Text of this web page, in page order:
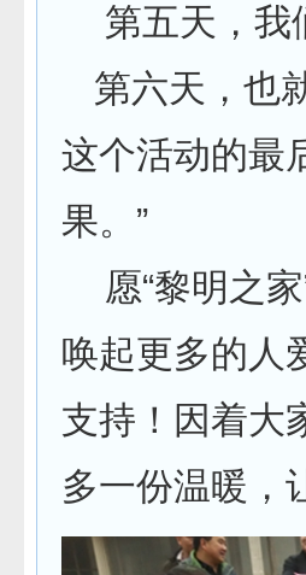
第五天，我
第六天，也
这个活动的最
果。”
愿“黎明之家
唤起更多的人
支持！因着大
多一份温暖，